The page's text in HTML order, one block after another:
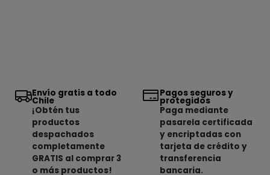
Envío gratis a todo
Chile
¡Obtén tus
productos
despachados
completamente
GRATIS al comprar 3
o más productos!
Pagos seguros y
protegidos
Paga mediante
pasarela certificada
y encriptadas con
tarjeta de crédito y
transferencia
bancaria.